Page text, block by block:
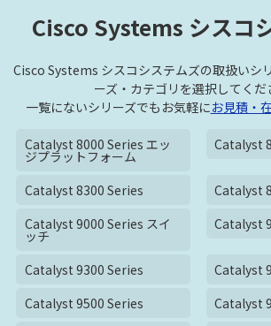
Cisco Systems シスコ
Cisco Systems シスコシステムズの取扱いシ
ーズ・カテゴリを選択してくだ
一覧にないシリーズでもお気軽にお見積・
Catalyst 8000 Series エッ
ジプラットフォーム
Catalyst
Catalyst 8300 Series
Catalyst
Catalyst 9000 Series スイ
ッチ
Catalyst
Catalyst 9300 Series
Catalyst
Catalyst 9500 Series
Catalyst